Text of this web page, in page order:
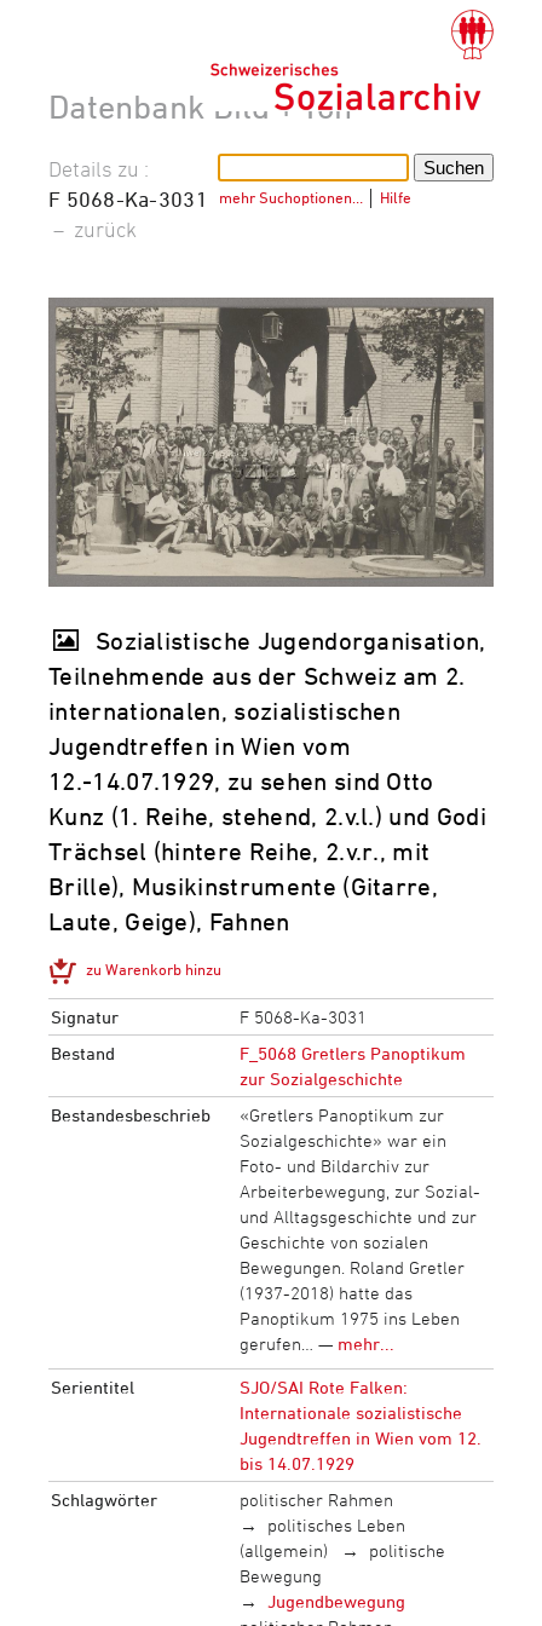
Datenbank Bild + Ton
mehr Suchoptionen… Hilfe
Details zu :
F 5068-Ka-3031
– zurück
Sozialistische Jugendorganisation,
Teilnehmende aus der Schweiz am 2.
internationalen, sozialistischen
Jugendtreffen in Wien vom
12.-14.07.1929, zu sehen sind Otto
Kunz (1. Reihe, stehend, 2.v.l.) und Godi
Trächsel (hintere Reihe, 2.v.r., mit
Brille), Musikinstrumente (Gitarre,
Laute, Geige), Fahnen
zu Warenkorb hinzu
Signatur
F 5068-Ka-3031
Bestand
F_5068 Gretlers Panoptikum
zur Sozialgeschichte
Bestandesbeschrieb
«Gretlers Panoptikum zur
Sozialgeschichte» war ein
Foto- und Bildarchiv zur
Arbeiterbewegung, zur Sozial-
und Alltagsgeschichte und zur
Geschichte von sozialen
Bewegungen. Roland Gretler
(1937-2018) hatte das
Panoptikum 1975 ins Leben
gerufen… — mehr...
Serientitel
SJO/SAI Rote Falken:
Internationale sozialistische
Jugendtreffen in Wien vom 12.
bis 14.07.1929
Schlagwörter
politischer Rahmen
politisches Leben
(allgemein)
politische
Bewegung
Jugendbewegung